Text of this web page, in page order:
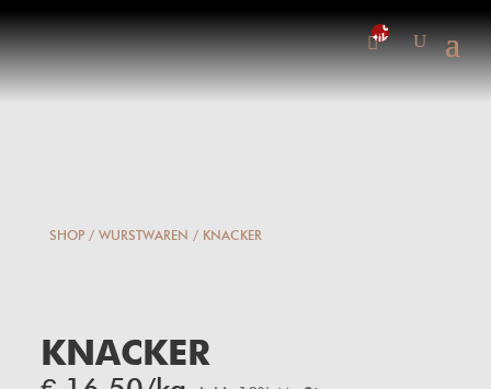
0-
Artikel
SHOP/ WURSTWAREN / KNACKER
KNACKER